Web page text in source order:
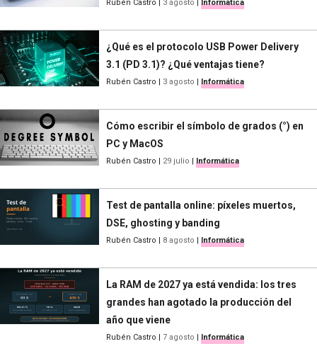
Rubén Castro 3 agosto Informática
¿Qué es el protocolo USB Power Delivery
3.1 (PD 3.1)? ¿Qué ventajas tiene?
Rubén Castro 3 agosto Informática
Cómo escribir el símbolo de grados (°) en
PC y MacOS
Rubén Castro 29 julio Informática
Test de pantalla online: píxeles muertos,
DSE, ghosting y banding
Rubén Castro 8 agosto Informática
La RAM de 2027 ya está vendida: los tres
grandes han agotado la producción del
año que viene
Rubén Castro 7 agosto Informática